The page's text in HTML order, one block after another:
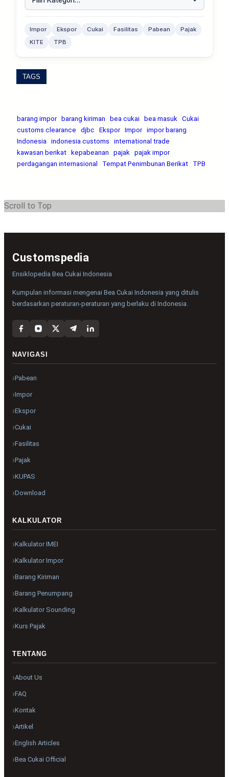
Impor Ekspor Cukai Fasilitas Pabean
Pajak
KITE
TPB
TAGS
barang impor barang kiriman bea cukai bea masuk
Cukai
customs clearance
djbc Ekspor Impor impor barang
Indonesia
indonesia customs
international trade
kawasan berikat
kepabeanan pajak
pajak impor
perdagangan internasional
Tempat Penimbunan Berikat TPB
Scroll to Top
Customspedia
Ensiklopedia Bea Cukai Indonesia
Kumpulan informasi mengenai Bea Cukai Indonesia yang ditulis
berdasarkan peraturan-peraturan yang berlaku di Indonesia.
NAVIGASI
Pabean
Impor
Ekspor
Cukai
Fasilitas
Pajak
KUPAS
Download
KALKULATOR
Kalkulator IMEI
Kalkulator Impor
Barang Kiriman
Barang Penumpang
Kalkulator Sounding
Kurs Pajak
TENTANG
About Us
FAQ
Kontak
Artikel
English Articles
Bea Cukai Official